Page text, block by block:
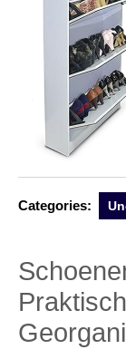
Categories: